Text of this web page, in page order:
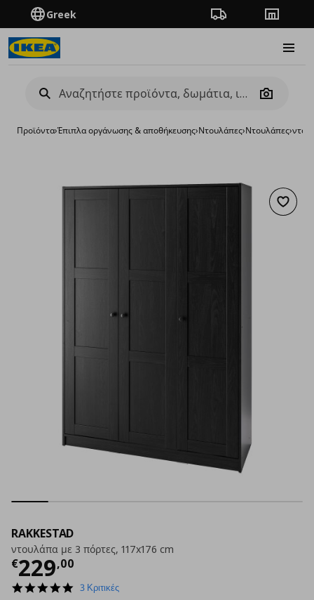
Greek Πορεία παραγγελίας
Camera
Προϊόντα›Έπιπλα οργάνωσης & αποθήκευσης›Ντουλάπες›Ντουλάπες›
RAKKESTAD
ντουλάπα με 3 πόρτες, 117x176 cm
€229,00
Τρέχουσα τιμή
5.0
3 Κριτικές